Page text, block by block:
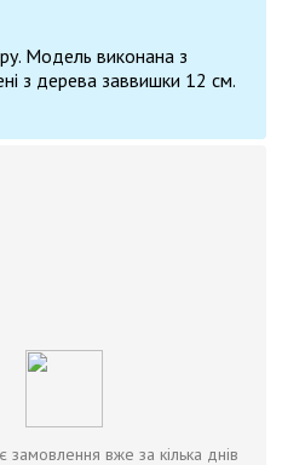
Модель виконана з
з дерева заввишки 12 см.
замовлення вже за кілька днів